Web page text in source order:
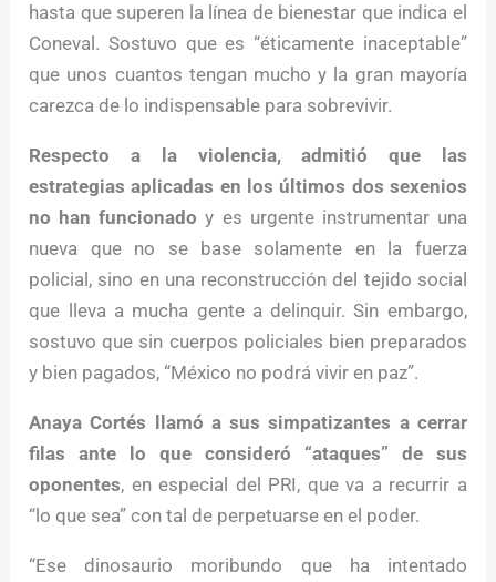
hasta que superen la línea de bienestar que indica el
Coneval. Sostuvo que es “éticamente inaceptable”
que unos cuantos tengan mucho y la gran mayoría
carezca de lo indispensable para sobrevivir.
Respecto a la violencia, admitió que las
estrategias aplicadas en los últimos dos sexenios
no han funcionado y es urgente instrumentar una
nueva que no se base solamente en la fuerza
policial, sino en una reconstrucción del tejido social
que lleva a mucha gente a delinquir. Sin embargo,
sostuvo que sin cuerpos policiales bien preparados
y bien pagados, “México no podrá vivir en paz”.
Anaya Cortés llamó a sus simpatizantes a cerrar
filas ante lo que consideró “ataques” de sus
oponentes, en especial del PRI, que va a recurrir a
“lo que sea” con tal de perpetuarse en el poder.
“Ese dinosaurio moribundo que ha intentado